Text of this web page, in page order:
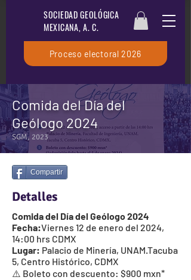
SOCIEDAD GEOLÓGICA
MEXICANA, A. C.
Proceso electoral 2026
Comida del Día del
Geólogo 2024
SGM, 2023
Compartir
Detalles
Comida del Día del Geólogo 2024
Fecha:Viernes 12 de enero del 2024,
14:00 hrs CDMX
Lugar: Palacio de Minería, UNAM.Tacuba
5, Centro Histórico, CDMX
⚠️ Boleto con descuento: $900 mxn*